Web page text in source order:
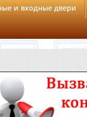
и входные двери